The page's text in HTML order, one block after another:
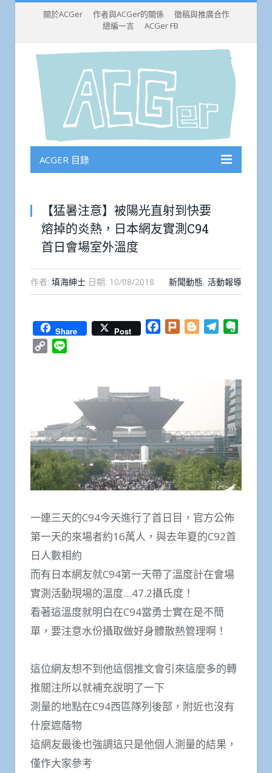
關於ACGer 作者與ACGer的關係
徵稿與推廣合作
總編一言
ACGer FB
ACGER 目錄
【猛暑注意】被陽光直射到快要
熔掉的炎熱，日本網友實測C94
首日會場室外溫度
作者: 填海紳士 日期: 10/08/2018 新聞動態, 活動報導
Share Post Facebook
Plurk BloggerTelegram
Copy
一連三天的C94今天進行了首日目，官方公佈
第一天的來場者約16萬人，與去年夏的C92首
日人數相約
而有日本網友就C94第一天帶了溫度計在會場
實測活動現場的溫度…47.2攝氏度！
看著這溫度就明白在C94當勇士實在是不簡
單，要注意水份攝取做好身體散熱管理啊！
這位網友想不到他這個推文會引來這麼多的轉
推關注所以就補充說明了一下
測量的地點在C94西區隊列後部，附近也沒有
什麼遮蔭物
這網友最後也強調這只是他個人測量的結果，
僅作大家參考